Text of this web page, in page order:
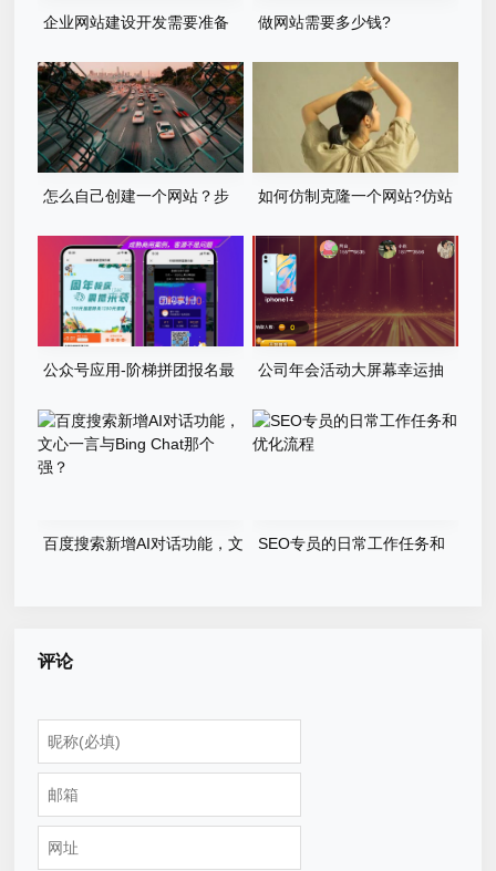
企业网站建设开发需要准备
做网站需要多少钱?
怎么自己创建一个网站？步
如何仿制克隆一个网站?仿站
公众号应用-阶梯拼团报名最
公司年会活动大屏幕幸运抽
百度搜索新增AI对话功能，文
SEO专员的日常工作任务和
评论